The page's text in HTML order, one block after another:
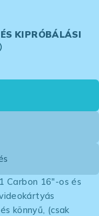
KIPRÓBÁLÁSI
Carbon 16″-os és
könnyű, (csak